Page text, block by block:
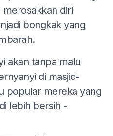
diri
bongkak yang
akan tanpa malu
di masjid-
popular mereka yang
lebih bersih -